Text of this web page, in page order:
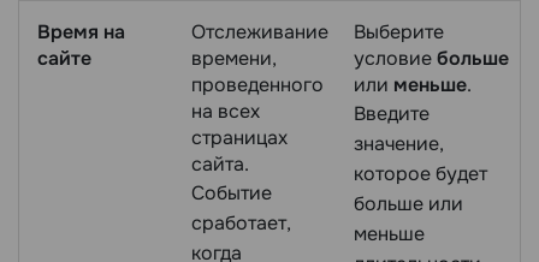
Время на
сайте
Отслеживание
времени,
проведенного
на всех
страницах
сайта.
Событие
сработает,
когда
Выберите
условиебольше
или меньше.
Введите
значение,
которое будет
больше или
меньше